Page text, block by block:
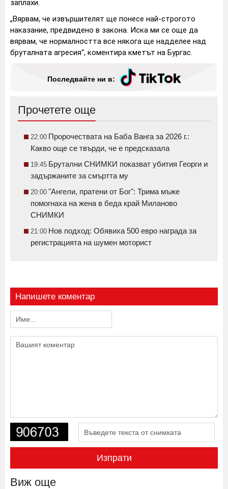
заплахи.
„Вярвам, че извършителят ще понесе най-строгото
наказание, предвидено в закона. Иска ми се още да
вярвам, че нормалността все някога ще надделее над
бруталната агресия“, коментира кметът на Бургас.
Последвайте ни в:
Прочетете още
22:00 Пророчествата на Баба Ванга за 2026 г.:
Какво още се твърди, че е предсказала
19:45 Брутални СНИМКИ показват убития Георги и
задържаните за смъртта му
20:00 "Ангели, пратени от Бог": Трима мъже
помогнаха на жена в беда край Миланово
СНИМКИ
21:00 Нов подход: Обявиха 500 евро награда за
регистрацията на шумен моторист
Напишете коментар
Изпрати
Виж още